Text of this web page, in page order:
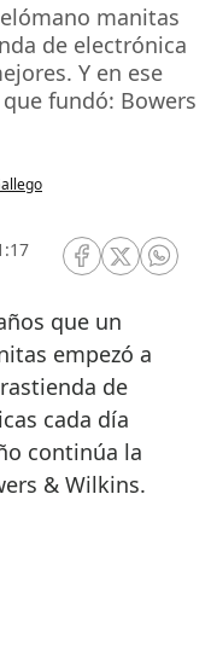
manitas
de electrónica
Y en ese
fundó: Bowers
RRSS Facebook
RRSSRRSS
empezó a
de
cada día
continúa la
& Wilkins.